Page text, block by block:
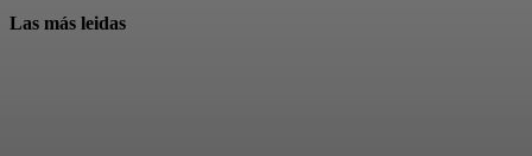
Las más leidas